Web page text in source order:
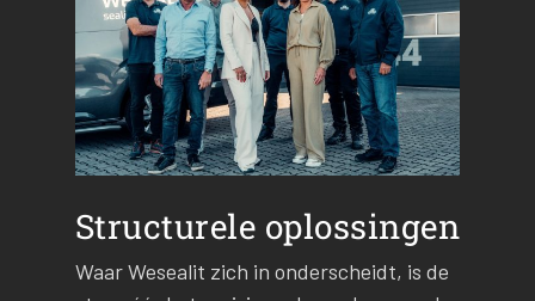
Structurele oplossingen
Waar Wesealit zich in onderscheidt, is de